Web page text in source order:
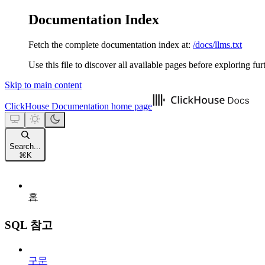
Documentation Index
Fetch the complete documentation index at: /docs/llms.txt
Use this file to discover all available pages before exploring
Skip to main content
ClickHouse Documentation home page
Search...
⌘ K
홈
SQL 참고
구문